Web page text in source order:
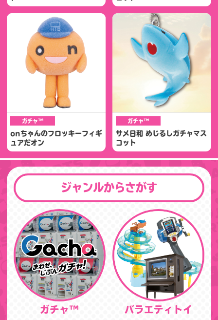
ガチャ™
onちゃんのフロッキーフィギ
ュアだオン
ガチャ™
サメ日和 めじるしガチャマス
コット
ジャンルからさがす
ガチャ™ バラエティトイ